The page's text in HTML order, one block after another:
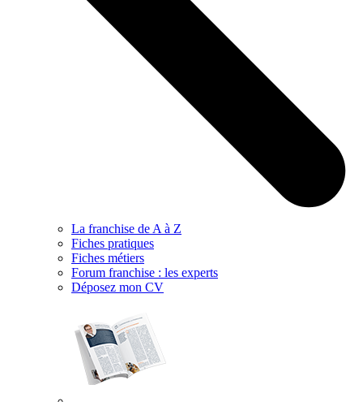
La franchise de A à Z
Fiches pratiques
Fiches métiers
Forum franchise : les experts
Déposez mon CV